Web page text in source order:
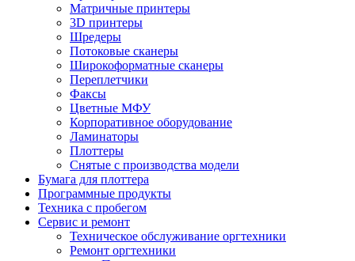
Матричные принтеры
3D принтеры
Шредеры
Потоковые сканеры
Широкоформатные сканеры
Переплетчики
Факсы
Цветные МФУ
Корпоративное оборудование
Ламинаторы
Плоттеры
Снятые с производства модели
Бумага для плоттера
Программные продукты
Техника с пробегом
Сервис и ремонт
Техническое обслуживание оргтехники
Ремонт оргтехники